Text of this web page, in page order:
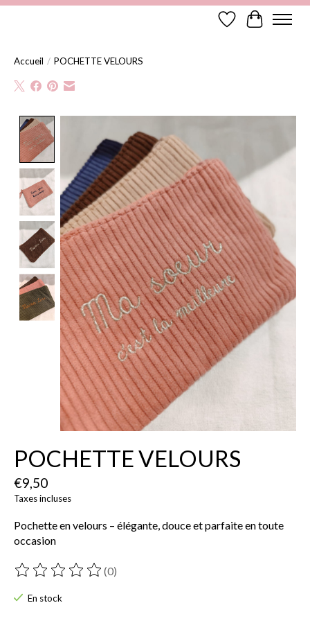
Liste de souhaits
Panier
Accueil / POCHETTE VELOURS
POCHETTE VELOURS
€9,50
Taxes incluses
Pochette en velours – élégante, douce et parfaite en toute
occasion
Ce produit est évalué à
(0)
En stock